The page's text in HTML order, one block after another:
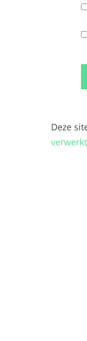
Deze
verwerkt